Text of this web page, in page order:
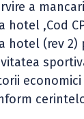
a
hotel ,Cod
hotel (rev 2)
economici